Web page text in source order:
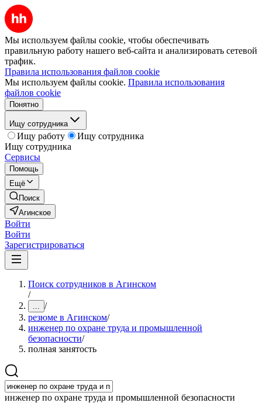
Мы используем файлы cookie, чтобы обеспечивать
правильную работу нашего веб-сайта и анализировать сетевой
трафик.
Правила использования файлов cookie
Мы используем файлы cookie. Правила использования
файлов cookie
Понятно
Ищу сотрудника
Ищу работу
Ищу сотрудника
Ищу сотрудника
Сервисы
Помощь
Ещё
Поиск
Агинское
Войти
Войти
Зарегистрироваться
Поиск сотрудников в Агинском
/
... /
резюме в Агинском/
инженер по охране труда и промышленной
безопасности/
полная занятость
инженер по охране труда и промышленной безопасности